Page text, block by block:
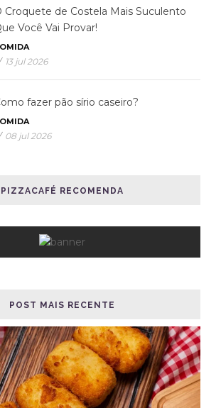
Croquete de Costela Mais Suculento
Você Vai Provar!
13 jul 2026
fazer pão sírio caseiro?
08 jul 2026
PIZZACAFÉ RECOMENDA
POST MAIS RECENTE